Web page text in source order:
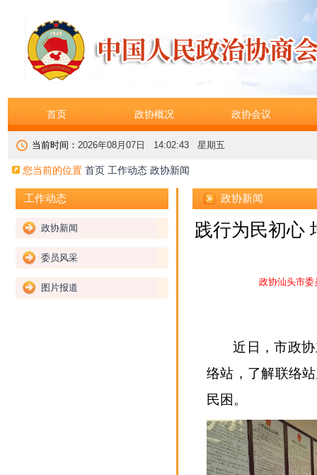
首页 政协概况 政协会议
当前时间： 2026年08月07日 14:02:44 星期五
您当前的位置 首页 工作动态 政协新闻
工作动态
政协新闻
委员风采
图片报道
政协新闻
践行为民初心
政协汕头市委
近日，市政
络站，了解联络
民困。